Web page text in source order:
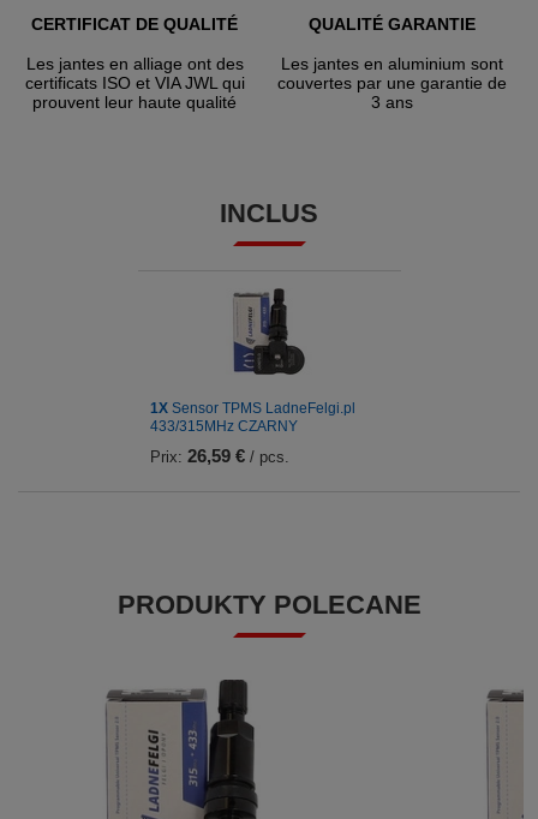
CERTIFICAT DE QUALITÉ
Les jantes en alliage ont des
certificats ISO et VIA JWL qui
prouvent leur haute qualité
QUALITÉ GARANTIE
Les jantes en aluminium sont
couvertes par une garantie de
3 ans
INCLUS
1X Sensor TPMS LadneFelgi.pl
433/315MHz CZARNY
Prix: 26,59 €/ pcs.
PRODUKTY POLECANE